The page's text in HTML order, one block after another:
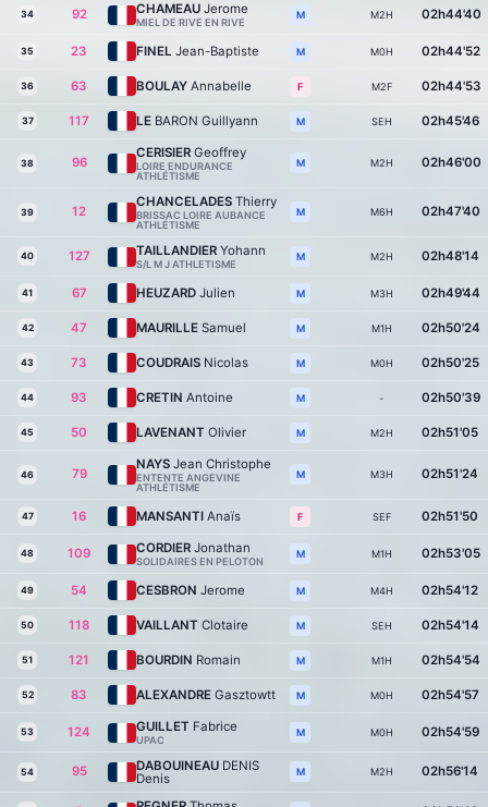
34 92 CHAMEAU Jerome
MIEL DE RIVE EN RIVE
M M2H 02h44'40
35 23 FINEL Jean-Baptiste M M0H 02h44'52
36 63 BOULAY Annabelle F M2F 02h44'53
37 117 LE BARON Guillyann M SEH 02h45'46
38 96
CERISIER Geoffrey
LOIRE ENDURANCE
ATHLÉTISME
M M2H 02h46'00
39 12
CHANCELADES Thierry
BRISSAC LOIRE AUBANCE
ATHLÉTISME
M M6H 02h47'40
40 127 TAILLANDIER Yohann
S/L M J ATHLETISME
M M2H 02h48'14
41 67 HEUZARD Julien M M3H 02h49'44
42 47 MAURILLE Samuel M M1H 02h50'24
43 73 COUDRAIS Nicolas M M0H 02h50'25
44 93 CRETIN Antoine M - 02h50'39
45 50 LAVENANT Olivier M M2H 02h51'05
46 79
NAYS Jean Christophe
ENTENTE ANGEVINE
ATHLÉTISME
M M3H 02h51'24
47 16 MANSANTI Anaïs F SEF 02h51'50
48 109 CORDIER Jonathan
SOLIDAIRES EN PELOTON
M M1H 02h53'05
49 54 CESBRON Jerome M M4H 02h54'12
50 118 VAILLANT Clotaire M SEH 02h54'14
51 121 BOURDIN Romain M M1H 02h54'54
52 83 ALEXANDRE Gasztowtt M M0H 02h54'57
53 124 GUILLET Fabrice
UPAC
M M0H 02h54'59
54 95 DABOUINEAU DENIS
Denis
M M2H 02h56'14